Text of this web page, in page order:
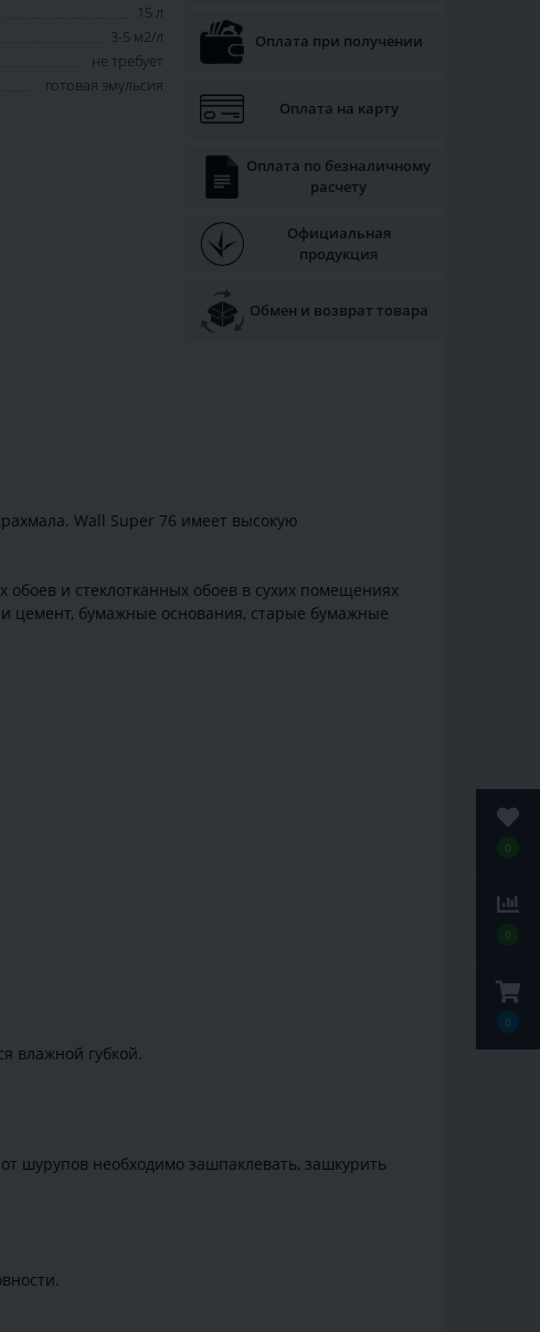
0
0
0
15 л
3-5 м2/л
не требует
готовая эмульсия
Оплата при получении
Оплата на карту
Оплата по безналичному
расчету
Официальная
продукция
Обмен и возврат товара
Wall Super 76 имеет высокую
и стеклотканных обоев в сухих помещениях
цемент, бумажные основания, старые бумажные
влажной губкой.
шурупов необходимо зашпаклевать, зашкурить